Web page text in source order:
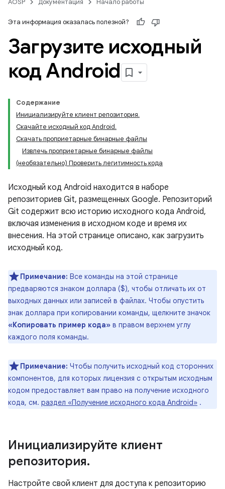
AOSP Документация Начало работы
Эта информация оказалась полезной?
Загрузите исходный
код Android
Содержание
Инициализируйте клиент репозитория.
Скачайте исходный код Android.
Скачать проприетарные бинарные файлы
Извлечь проприетарные бинарные файлы
(необязательно) Проверить легитимность кода
Исходный код Android находится в наборе
репозиториев Git, размещенных Google. Репозиторий
Git содержит всю историю исходного кода Android,
включая изменения в исходном коде и время их
внесения. На этой странице описано, как загрузить
исходный код.
Примечание: Все команды на этой странице
предваряются знаком доллара ($), чтобы отличать их от
выходных данных или записей в файлах. Чтобы опустить
знак доллара при копировании команды, щелкните значок
«Копировать пример кода» в правом верхнем углу
каждого поля команды.
Примечание: Чтобы получить исходный код сторонних
компонентов, для которых лицензия с открытым исходным
кодом предоставляет вам право на получение исходного
кода, см. раздел «Получение исходного кода Android» .
Инициализируйте клиент
репозитория.
Настройте свой клиент для доступа к репозиторию